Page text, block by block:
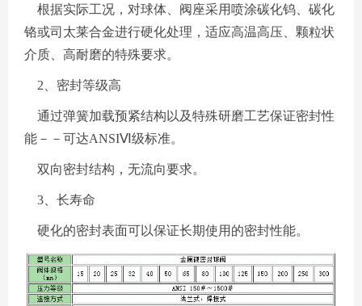
根据实际工况，对球体、阀座采用喷涂碳化钨、碳化
铬或司太莱合金进行硬化处理，适应高温高压、颗粒状
介质、高耐磨的特殊要求。
2、密封等级高
通过弹簧加载预紧结构以及特殊研磨工艺保证密封性
能－－可达ANSIⅥ级标准。
双向密封结构，无流向要求。
3、长寿命
硬化的密封表面可以保证长期使用的密封性能。